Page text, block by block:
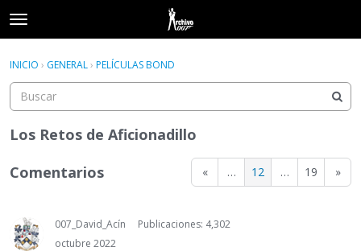
t
o
g
e
e
u
Acceder
Acceder Registrarse
INICIO › GENERAL› PELÍCULAS BOND
Los Retos de Aficionadillo
« … 12 … 19 »
Comentarios
007_David_Acín
Publicaciones: 4,302
octubre 2022